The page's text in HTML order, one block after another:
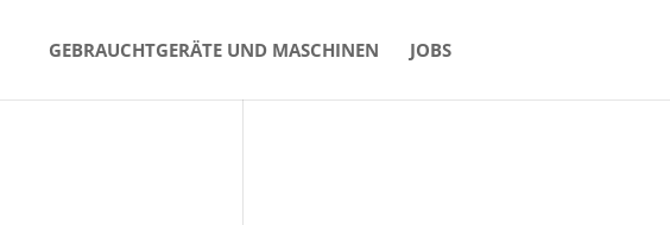
GEBRAUCHTGERÄTE UND MASCHINEN JOBS